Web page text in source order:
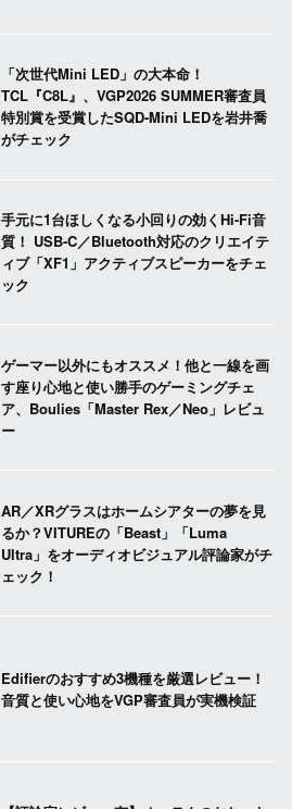
「次世代Mini LED」の大本命！
TCL『C8L』、VGP2026 SUMMER審査員
特別賞を受賞したSQD-Mini LEDを岩井喬
がチェック
手元に1台ほしくなる小回りの効くHi-Fi音
質！ USB-C／Bluetooth対応のクリエイテ
ィブ「XF1」アクティブスピーカーをチェ
ック
ゲーマー以外にもオススメ！他と一線を画
す座り心地と使い勝手のゲーミングチェ
ア、Boulies「Master Rex／Neo」レビュ
ー
AR／XRグラスはホームシアターの夢を見
るか？VITUREの「Beast」「Luma
Ultra」をオーディオビジュアル評論家がチ
ェック！
Edifierのおすすめ3機種を厳選レビュー！
音質と使い心地をVGP審査員が実機検証